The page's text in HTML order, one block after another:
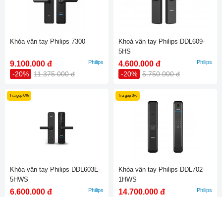
Khóa vân tay Philips 7300
9.100.000 đ
-20% 11.375.000 đ
Philips
Khoá vân tay Philips DDL609-
5HS
4.600.000 đ
-20% 5.750.000 đ
Philips
Trả góp 0%
Khóa vân tay Philips DDL603E-
5HWS
6.600.000 đ Philips
Trả góp 0%
Khóa vân tay Philips DDL702-
1HWS
14.700.000 đ Philips